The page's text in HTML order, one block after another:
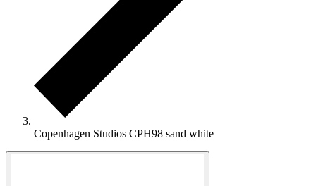
Copenhagen Studios CPH98 sand white